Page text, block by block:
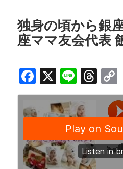
独身の頃から銀
座ママ友会代表
F
a
c
e
b
o
X Li
n
e
T
h
e
a
d